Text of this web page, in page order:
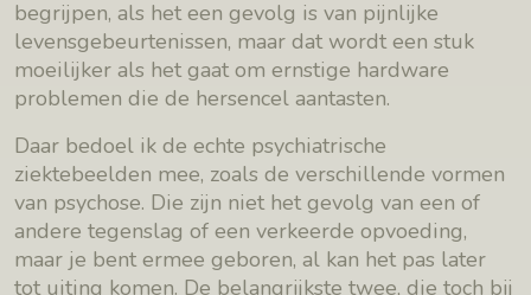
begrijpen, als het een gevolg is van pijnlijke
levensgebeurtenissen, maar dat wordt een stuk
moeilijker als het gaat om ernstige hardware
problemen die de hersencel aantasten.
Daar bedoel ik de echte psychiatrische
ziektebeelden mee, zoals de verschillende vormen
van psychose. Die zijn niet het gevolg van een of
andere tegenslag of een verkeerde opvoeding,
maar je bent ermee geboren, al kan het pas later
tot uiting komen. De belangrijkste twee, die toch bij